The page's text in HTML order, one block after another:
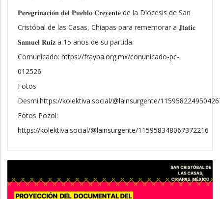
𝐏𝐞𝐫𝐞𝐠𝐫𝐢𝐧𝐚𝐜𝐢𝐨́𝐧 𝐝𝐞𝐥 𝐏𝐮𝐞𝐛𝐥𝐨 𝐂𝐫𝐞𝐲𝐞𝐧𝐭𝐞 de la Diócesis de San
Cristóbal de las Casas, Chiapas para rememorar a 𝐉𝐭𝐚𝐭𝐢𝐜
𝐒𝐚𝐦𝐮𝐞𝐥 𝐑𝐮𝐢́𝐳 a 15 años de su partida.
Comunicado: https://frayba.org.mx/conunicado-pc-
012526
Fotos
Desmi:https://kolektiva.social/@lainsurgente/
Fotos Pozol:
https://kolektiva.social/@lainsurgente/115958348067372216